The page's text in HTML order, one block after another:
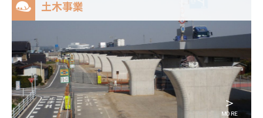
土木事業
＞
MORE